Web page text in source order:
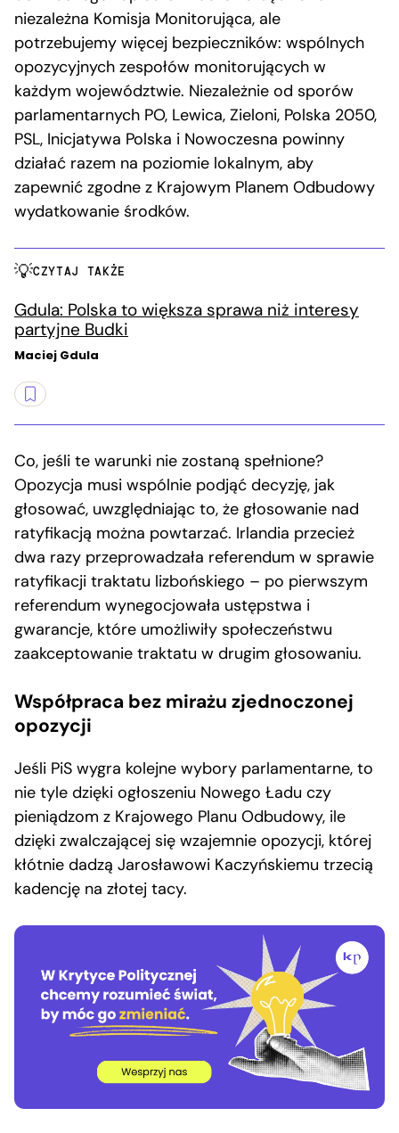
niezależna Komisja Monitorująca, ale
potrzebujemy więcej bezpieczników: wspólnych
opozycyjnych zespołów monitorujących w
każdym województwie. Niezależnie od sporów
parlamentarnych PO, Lewica, Zieloni, Polska 2050,
PSL, Inicjatywa Polska i Nowoczesna powinny
działać razem na poziomie lokalnym, aby
zapewnić zgodne z Krajowym Planem Odbudowy
wydatkowanie środków.
CZYTAJ TAKŻE
Gdula: Polska to większa sprawa niż interesy
partyjne Budki
Maciej Gdula
Co, jeśli te warunki nie zostaną spełnione?
Opozycja musi wspólnie podjąć decyzję, jak
głosować, uwzględniając to, że głosowanie nad
ratyfikacją można powtarzać. Irlandia przecież
dwa razy przeprowadzała referendum w sprawie
ratyfikacji traktatu lizbońskiego – po pierwszym
referendum wynegocjowała ustępstwa i
gwarancje, które umożliwiły społeczeństwu
zaakceptowanie traktatu w drugim głosowaniu.
Współpraca bez mirażu zjednoczonej
opozycji
Jeśli PiS wygra kolejne wybory parlamentarne, to
nie tyle dzięki ogłoszeniu Nowego Ładu czy
pieniądzom z Krajowego Planu Odbudowy, ile
dzięki zwalczającej się wzajemnie opozycji, której
kłótnie dadzą Jarosławowi Kaczyńskiemu trzecią
kadencję na złotej tacy.